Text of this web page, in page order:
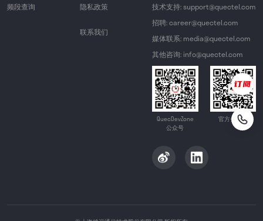
频段查询
隐私政策
联系我们
技术支持: support@quectel.com
招聘: career@quectel.com
媒体联系: media@quectel.com
其他咨询: info@quectel.com
QuecDevZone
公众号
官方公众号